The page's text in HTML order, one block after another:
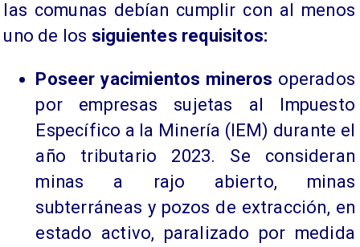
las comunas debían cumplir con al menos
uno de los siguientes requisitos:
​Poseer yacimientos mineros operados
por empresas sujetas al Impuesto
Específico a la Minería (IEM) durante el
año tributario 2023. Se consideran
minas a rajo abierto, minas
subterráneas y pozos de extracción, en
estado activo, paralizado por medida